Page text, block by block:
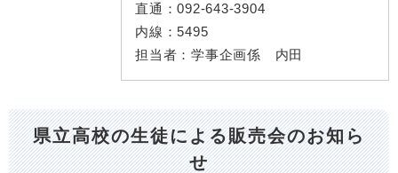
直通：092-643-3904
内線：5495
担当者： 学事企画係 内田
県立高校の生徒による販売会のお知ら
せ​